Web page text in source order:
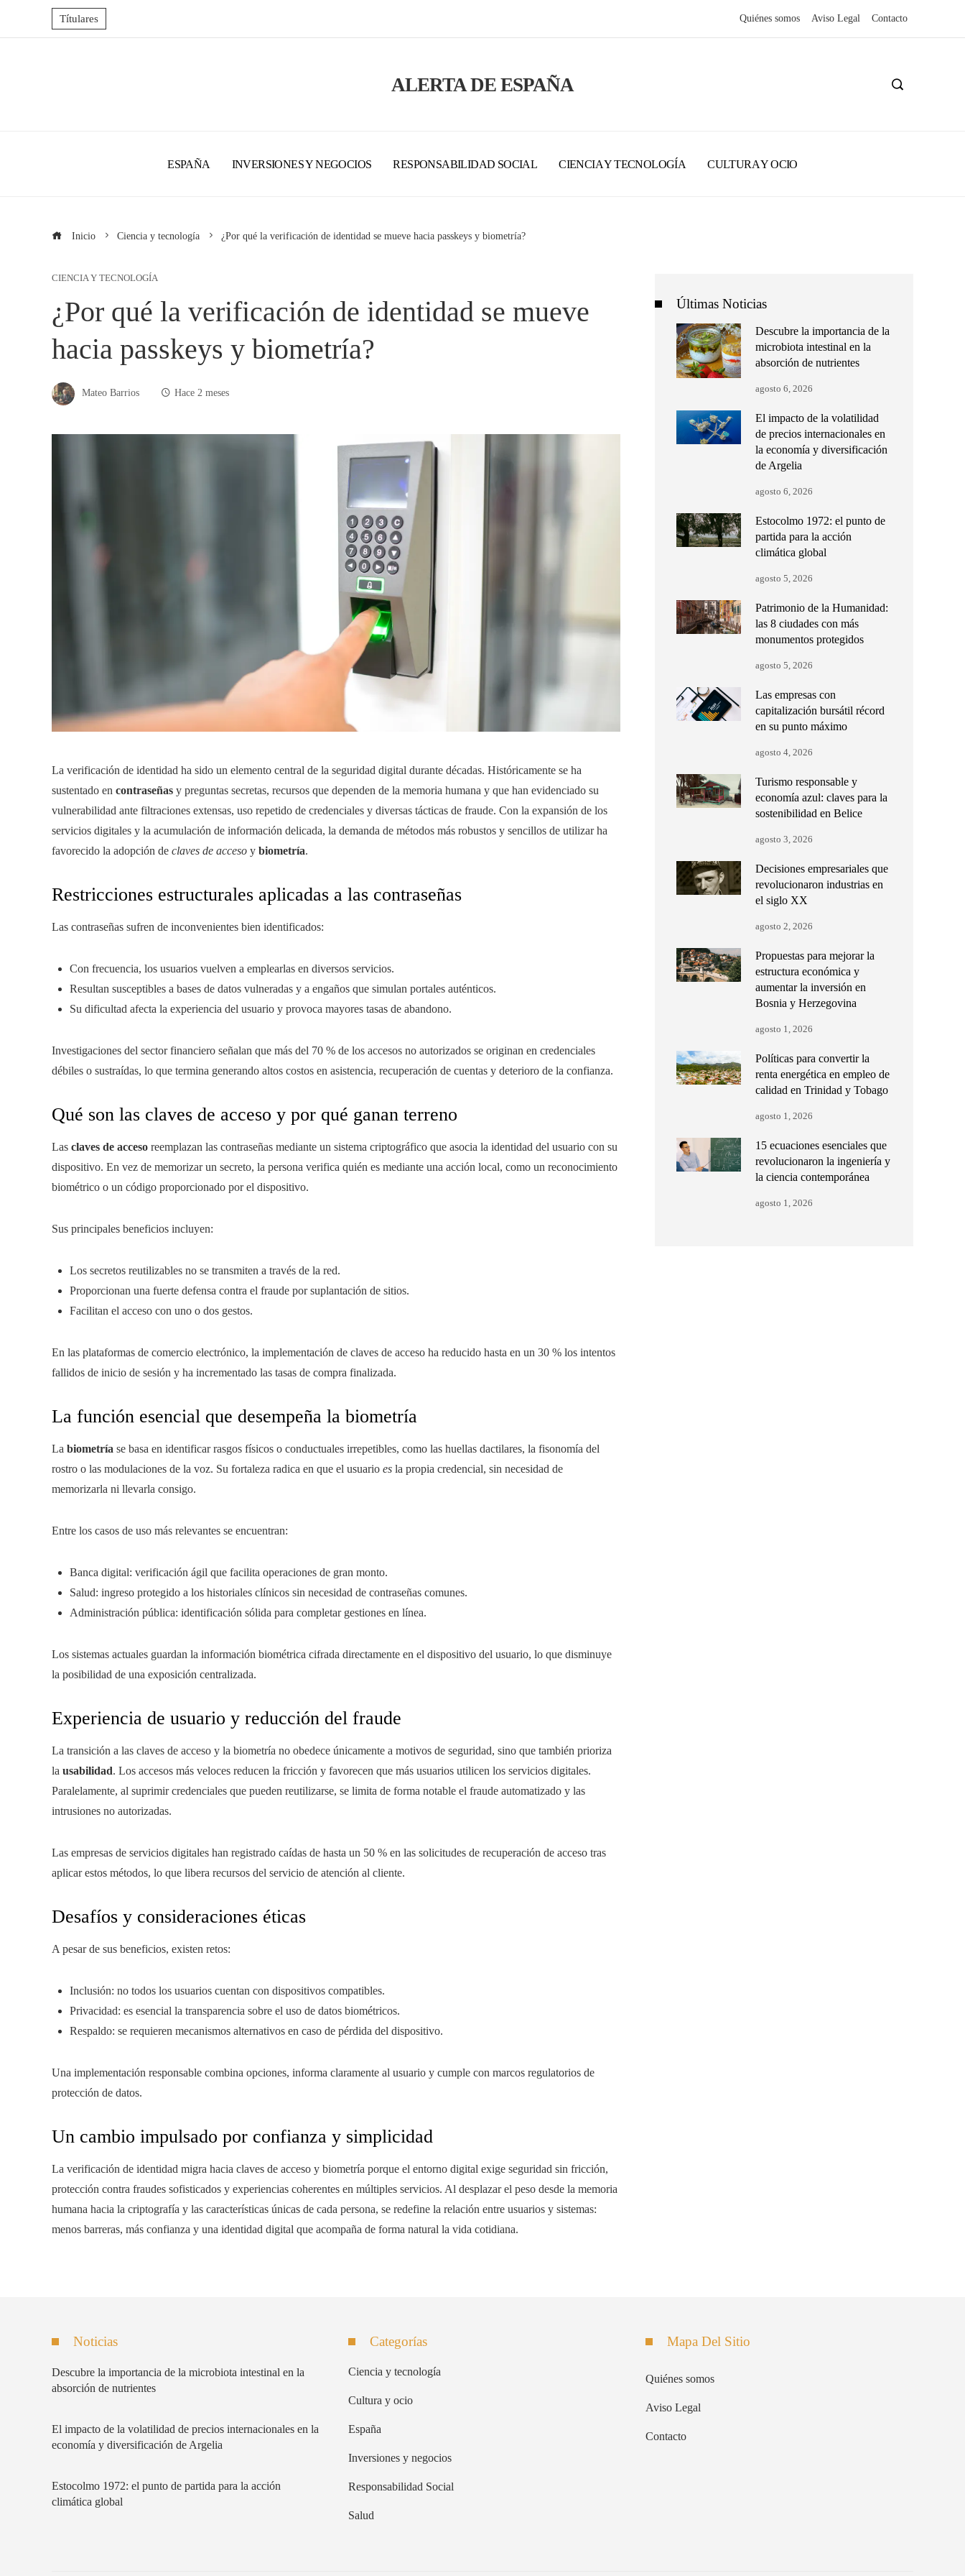
Títulares Quiénes somos Aviso Legal Contacto
ALERTA DE ESPAÑA
ESPAÑA INVERSIONES Y NEGOCIOS RESPONSABILIDAD SOCIAL CIENCIA Y TECNOLOGÍA CULTURA Y OCIO
Inicio Ciencia y tecnología ¿Por qué la verificación de identidad se mueve hacia passkeys y biometría?
CIENCIA Y TECNOLOGÍA
¿Por qué la verificación de identidad se mueve
hacia passkeys y biometría?
Mateo Barrios Hace 2 meses
La verificación de identidad ha sido un elemento central de la seguridad digital durante décadas. Históricamente se ha
sustentado en contraseñas y preguntas secretas, recursos que dependen de la memoria humana y que han evidenciado su
vulnerabilidad ante filtraciones extensas, uso repetido de credenciales y diversas tácticas de fraude. Con la expansión de los
servicios digitales y la acumulación de información delicada, la demanda de métodos más robustos y sencillos de utilizar ha
favorecido la adopción de claves de acceso y biometría.
Restricciones estructurales aplicadas a las contraseñas
Las contraseñas sufren de inconvenientes bien identificados:
Con frecuencia, los usuarios vuelven a emplearlas en diversos servicios.
Resultan susceptibles a bases de datos vulneradas y a engaños que simulan portales auténticos.
Su dificultad afecta la experiencia del usuario y provoca mayores tasas de abandono.
Investigaciones del sector financiero señalan que más del 70 % de los accesos no autorizados se originan en credenciales
débiles o sustraídas, lo que termina generando altos costos en asistencia, recuperación de cuentas y deterioro de la confianza.
Qué son las claves de acceso y por qué ganan terreno
Las claves de acceso reemplazan las contraseñas mediante un sistema criptográfico que asocia la identidad del usuario con su
dispositivo. En vez de memorizar un secreto, la persona verifica quién es mediante una acción local, como un reconocimiento
biométrico o un código proporcionado por el dispositivo.
Sus principales beneficios incluyen:
Los secretos reutilizables no se transmiten a través de la red.
Proporcionan una fuerte defensa contra el fraude por suplantación de sitios.
Facilitan el acceso con uno o dos gestos.
En las plataformas de comercio electrónico, la implementación de claves de acceso ha reducido hasta en un 30 % los intentos
fallidos de inicio de sesión y ha incrementado las tasas de compra finalizada.
La función esencial que desempeña la biometría
La biometría se basa en identificar rasgos físicos o conductuales irrepetibles, como las huellas dactilares, la fisonomía del
rostro o las modulaciones de la voz. Su fortaleza radica en que el usuario es la propia credencial, sin necesidad de
memorizarla ni llevarla consigo.
Entre los casos de uso más relevantes se encuentran:
Banca digital: verificación ágil que facilita operaciones de gran monto.
Salud: ingreso protegido a los historiales clínicos sin necesidad de contraseñas comunes.
Administración pública: identificación sólida para completar gestiones en línea.
Los sistemas actuales guardan la información biométrica cifrada directamente en el dispositivo del usuario, lo que disminuye
la posibilidad de una exposición centralizada.
Experiencia de usuario y reducción del fraude
La transición a las claves de acceso y la biometría no obedece únicamente a motivos de seguridad, sino que también prioriza
la usabilidad. Los accesos más veloces reducen la fricción y favorecen que más usuarios utilicen los servicios digitales.
Paralelamente, al suprimir credenciales que pueden reutilizarse, se limita de forma notable el fraude automatizado y las
intrusiones no autorizadas.
Las empresas de servicios digitales han registrado caídas de hasta un 50 % en las solicitudes de recuperación de acceso tras
aplicar estos métodos, lo que libera recursos del servicio de atención al cliente.
Desafíos y consideraciones éticas
A pesar de sus beneficios, existen retos:
Inclusión: no todos los usuarios cuentan con dispositivos compatibles.
Privacidad: es esencial la transparencia sobre el uso de datos biométricos.
Respaldo: se requieren mecanismos alternativos en caso de pérdida del dispositivo.
Una implementación responsable combina opciones, informa claramente al usuario y cumple con marcos regulatorios de
protección de datos.
Un cambio impulsado por confianza y simplicidad
La verificación de identidad migra hacia claves de acceso y biometría porque el entorno digital exige seguridad sin fricción,
protección contra fraudes sofisticados y experiencias coherentes en múltiples servicios. Al desplazar el peso desde la memoria
humana hacia la criptografía y las características únicas de cada persona, se redefine la relación entre usuarios y sistemas:
menos barreras, más confianza y una identidad digital que acompaña de forma natural la vida cotidiana.
Últimas Noticias
Descubre la importancia de la
microbiota intestinal en la
absorción de nutrientes
agosto 6, 2026
El impacto de la volatilidad
de precios internacionales en
la economía y diversificación
de Argelia
agosto 6, 2026
Estocolmo 1972: el punto de
partida para la acción
climática global
agosto 5, 2026
Patrimonio de la Humanidad:
las 8 ciudades con más
monumentos protegidos
agosto 5, 2026
Las empresas con
capitalización bursátil récord
en su punto máximo
agosto 4, 2026
Turismo responsable y
economía azul: claves para la
sostenibilidad en Belice
agosto 3, 2026
Decisiones empresariales que
revolucionaron industrias en
el siglo XX
agosto 2, 2026
Propuestas para mejorar la
estructura económica y
aumentar la inversión en
Bosnia y Herzegovina
agosto 1, 2026
Políticas para convertir la
renta energética en empleo de
calidad en Trinidad y Tobago
agosto 1, 2026
15 ecuaciones esenciales que
revolucionaron la ingeniería y
la ciencia contemporánea
agosto 1, 2026
Noticias
Descubre la importancia de la microbiota intestinal en la
absorción de nutrientes
El impacto de la volatilidad de precios internacionales en la
economía y diversificación de Argelia
Estocolmo 1972: el punto de partida para la acción
climática global
Categorías
Ciencia y tecnología
Cultura y ocio
España
Inversiones y negocios
Responsabilidad Social
Salud
Mapa Del Sitio
Quiénes somos
Aviso Legal
Contacto